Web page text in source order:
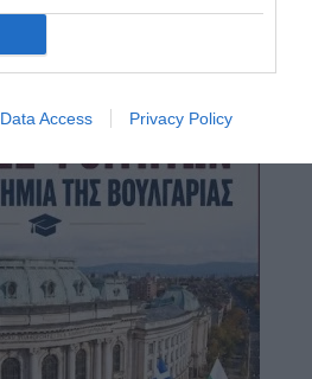
Data Access Privacy Policy